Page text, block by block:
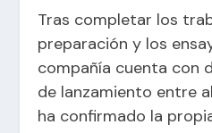
Tras completar los
preparación y los
compañía cuenta con
de lanzamiento entre
ha confirmado la